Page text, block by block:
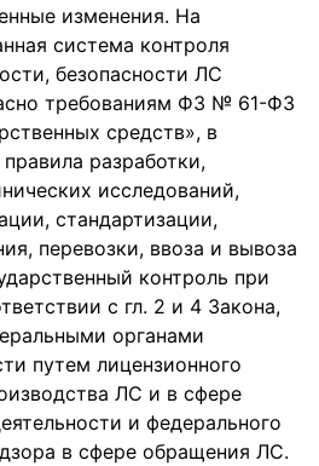
изменения. На
система контроля
безопасности ЛС
требованиям ФЗ № 61-ФЗ
средств», в
разработки,
исследований,
стандартизации,
перевозки, ввоза и вывоза
контроль при
с гл. 2 и 4 Закона,
органами
путем лицензионного
ЛС и в сфере
и федерального
в сфере обращения ЛС.